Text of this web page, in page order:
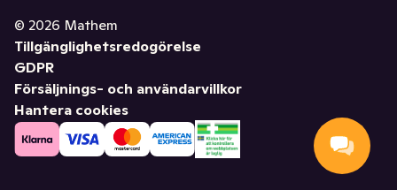
© 2026 Mathem
Tillgänglighetsredogörelse
GDPR
Försäljnings- och användarvillkor
Hantera cookies